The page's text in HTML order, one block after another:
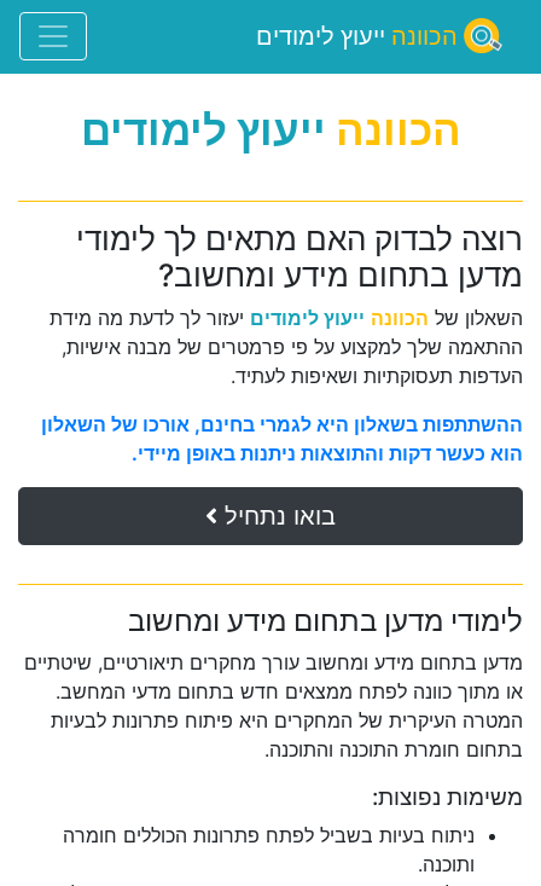
הכוונה ייעוץ לימודים
הכוונה ייעוץ לימודים
רוצה לבדוק האם מתאים לך לימודי
מדען בתחום מידע ומחשוב?
השאלון של הכוונה ייעוץ לימודים יעזור לך לדעת מה מידת
ההתאמה שלך למקצוע על פי פרמטרים של מבנה אישיות,
העדפות תעסוקתיות ושאיפות לעתיד.
ההשתתפות בשאלון היא לגמרי בחינם, אורכו של השאלון
הוא כעשר דקות והתוצאות ניתנות באופן מיידי.
בואו נתחיל
לימודי מדען בתחום מידע ומחשוב
מדען בתחום מידע ומחשוב עורך מחקרים תיאורטיים, שיטתיים
או מתוך כוונה לפתח ממצאים חדש בתחום מדעי המחשב.
המטרה העיקרית של המחקרים היא פיתוח פתרונות לבעיות
בתחום חומרת התוכנה והתוכנה.
משימות נפוצות:
ניתוח בעיות בשביל לפתח פתרונות הכוללים חומרה
ותוכנה.